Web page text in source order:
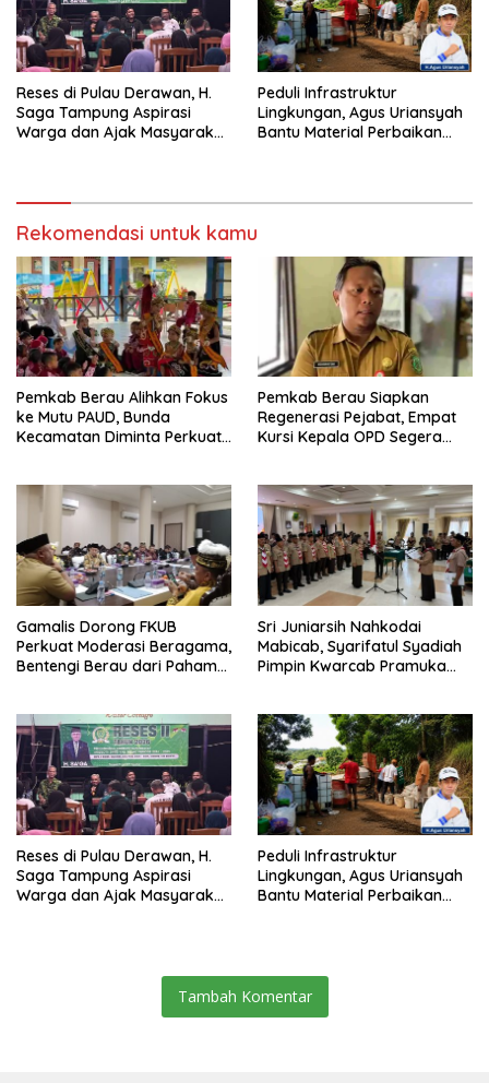
Reses di Pulau Derawan, H.
Saga Tampung Aspirasi
Warga dan Ajak Masyarakat
Peduli Infrastruktur
Lingkungan, Agus Uriansyah
Bantu Material Perbaikan
Rekomendasi untuk kamu
Pemkab Berau Alihkan Fokus
ke Mutu PAUD, Bunda
Kecamatan Diminta Perkuat
Pemkab Berau Siapkan
Regenerasi Pejabat, Empat
Kursi Kepala OPD Segera
Gamalis Dorong FKUB
Perkuat Moderasi Beragama,
Bentengi Berau dari Paham
Sri Juniarsih Nahkodai
Mabicab, Syarifatul Syadiah
Pimpin Kwarcab Pramuka
Reses di Pulau Derawan, H.
Saga Tampung Aspirasi
Warga dan Ajak Masyarakat
Peduli Infrastruktur
Lingkungan, Agus Uriansyah
Bantu Material Perbaikan
Tambah Komentar